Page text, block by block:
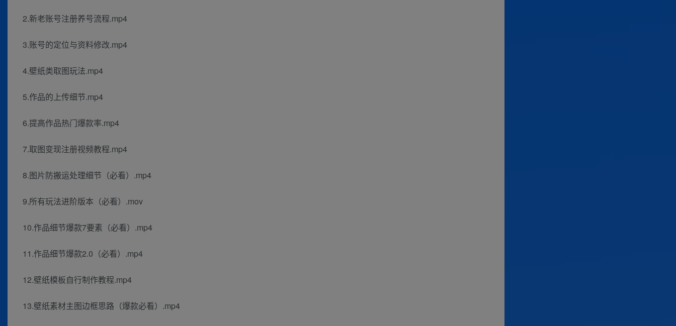
2.新老账号注册养号流程.mp4
3.账号的定位与资料修改.mp4
4.壁纸类取图玩法.mp4
5.作品的上传细节.mp4
6.提高作品热门爆款率.mp4
7.取图变现注册视频教程.mp4
8.图片防搬运处理细节（必看）.mp4
9.所有玩法进阶版本（必看）.mov
10.作品细节爆款7要素（必看）.mp4
11.作品细节爆款2.0（必看）.mp4
12.壁纸模板自行制作教程.mp4
13.壁纸素材主图边框思路（爆款必看）.mp4